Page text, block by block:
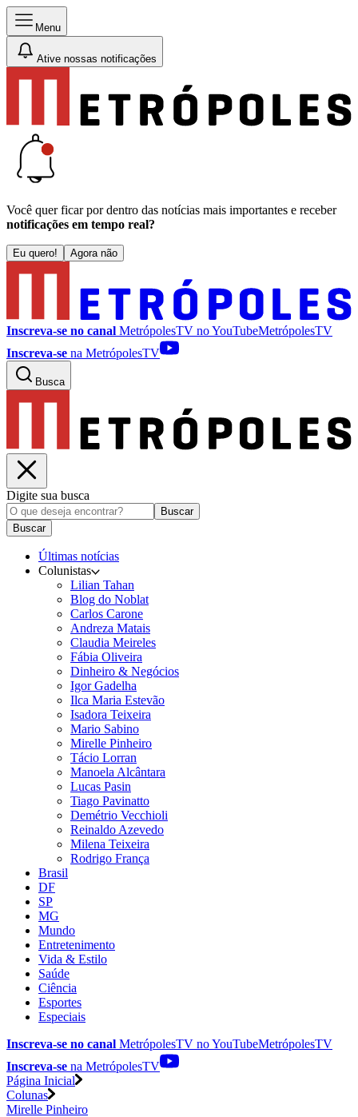
Menu
Ative nossas notificações
Você quer ficar por dentro das notícias mais importantes e receber
notificações em tempo real?
Eu quero! Agora não
Inscreva-se no canal MetrópolesTV noYouTubeMetrópolesTV
Inscreva-se na MetrópolesTV
Busca
Digite sua busca
Buscar
Buscar
Últimas notícias
Colunistas
Lilian Tahan
Blog do Noblat
Carlos Carone
Andreza Matais
Claudia Meireles
Fábia Oliveira
Dinheiro & Negócios
Igor Gadelha
Ilca Maria Estevão
Isadora Teixeira
Mario Sabino
Mirelle Pinheiro
Tácio Lorran
Manoela Alcântara
Lucas Pasin
Tiago Pavinatto
Demétrio Vecchioli
Reinaldo Azevedo
Milena Teixeira
Rodrigo França
Brasil
DF
SP
MG
Mundo
Entretenimento
Vida & Estilo
Saúde
Ciência
Esportes
Especiais
Inscreva-se no canal MetrópolesTV noYouTubeMetrópolesTV
Inscreva-se na MetrópolesTV
Página Inicial
Colunas
Mirelle Pinheiro